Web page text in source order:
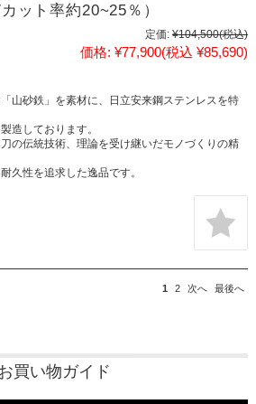
ット率約20~25％）
定価: ¥104,500(税込)
価格: ¥77,900(税込 ¥85,690)
山砂鉄」を素材に、日立安来鋼ステンレスを特
造しております。
の伝統技術、理論を受け継いだモノづくりの精
久性を追求した逸品です。
1 2 次へ 最後へ
買い物ガイド